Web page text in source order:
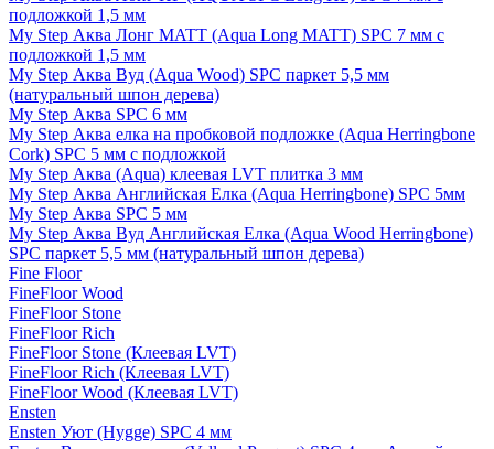
подложкой 1,5 мм
My Step Аква Лонг MATT (Aqua Long MATT) SPC 7 мм с
подложкой 1,5 мм
My Step Аква Вуд (Aqua Wood) SPC паркет 5,5 мм
(натуральный шпон дерева)
My Step Аква SPC 6 мм
My Step Аква елка на пробковой подложке (Aqua Herringbone
Cork) SPC 5 мм с подложкой
My Step Аква (Aqua) клеевая LVT плитка 3 мм
My Step Аква Английская Елка (Aqua Herringbone) SPC 5мм
My Step Аква SPC 5 мм
My Step Аква Вуд Английская Елка (Aqua Wood Herringbone)
SPC паркет 5,5 мм (натуральный шпон дерева)
Fine Floor
FineFloor Wood
FineFloor Stone
FineFloor Rich
FineFloor Stone (Клеевая LVT)
FineFloor Rich (Клеевая LVT)
FineFloor Wood (Клеевая LVT)
Ensten
Ensten Уют (Hygge) SPC 4 мм